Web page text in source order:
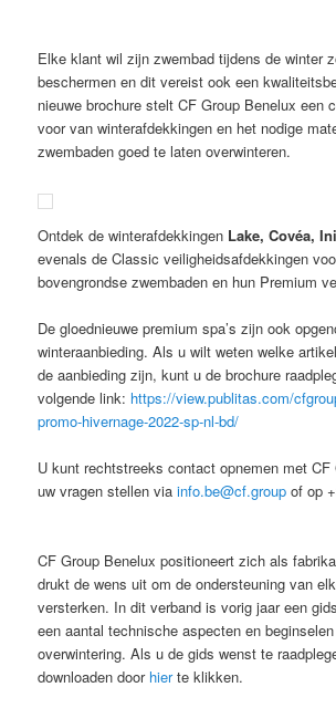
Elke klant wil zijn zwembad tijdens de winter
beschermen en dit vereist ook een
nieuwe brochure stelt CF Group Benelux een
voor van winterafdekkingen en het nodige
zwembaden goed te laten overwinteren.
Ontdek de winterafdekkingen Lake, Covéa,
evenals de Classic veiligheidsafdekkingen
bovengrondse zwembaden en hun Premium
De gloednieuwe premium spa’s zijn ook
winteraanbieding. Als u wilt weten welke
de aanbieding zijn, kunt u de brochure
volgende link: https://view.publitas.com/
promo-hivernage-2022-sp-nl-bd/
U kunt rechtstreeks contact opnemen met CF
uw vragen stellen viainfo.be@cf.group of op
CF Group Benelux positioneert zich als
drukt de wens uit om de ondersteuning van
versterken. In dit verband is vorig jaar een
een aantal technische aspecten en
overwintering. Als u de gids wenst te
downloaden door hierte klikken.